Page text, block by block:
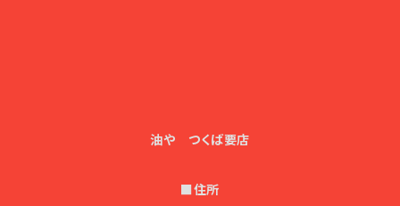
油や つくば要店
■住所